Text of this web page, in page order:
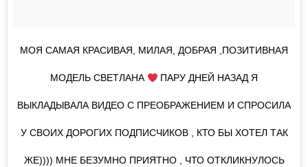
МОЯ САМАЯ КРАСИВАЯ, МИЛАЯ, ДОБРАЯ ,ПОЗИТИВНАЯ
МОДЕЛЬ СВЕТЛАНА ПАРУ ДНЕЙ НАЗАД Я
ВЫКЛАДЫВАЛА ВИДЕО С ПРЕОБРАЖЕНИЕМ И СПРОСИЛА
У СВОИХ ДОРОГИХ ПОДПИСЧИКОВ , КТО БЫ ХОТЕЛ ТАК
ЖЕ)))) МНЕ БЕЗУМНО ПРИЯТНО , ЧТО ОТКЛИКНУЛОСЬ